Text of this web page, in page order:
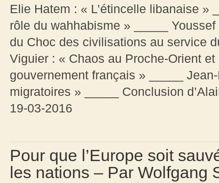
Elie Hatem : « L’étincelle libanaise »
rôle du wahhabisme » _____
du Choc des civilisations au service
Viguier : « Chaos au Proche-Orient
gouvernement français » _____
migratoires » _____ Conclusion
19-03-2016
Pour que l’Europe soit
les nations – Par Wolfgang